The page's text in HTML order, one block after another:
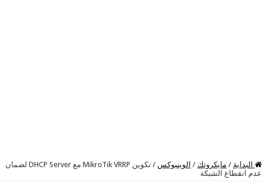
البداية / مايكروتك / الوينبوكس /
تكوين MikroTik VRRP مع DHCP Server لضمان
عدم انقطاع الشبكة